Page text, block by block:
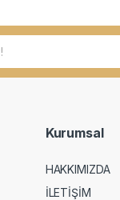
Kurumsal
HAKKIMIZDA
İLETİŞİM